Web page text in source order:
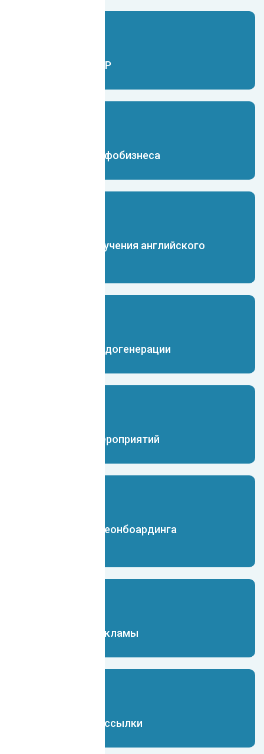
Чат-бот для ERP
Чат-бот для инфобизнеса
Чат-бот для изучения английского
Чат-бот для лидогенерации
Чат-бот для мероприятий
Чат-бот для преонбоардинга
Чат-бот для рекламы
Чат-бот для рассылки